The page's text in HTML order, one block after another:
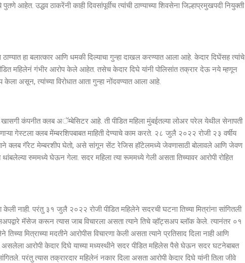
आहेत. उद्धव ठाकरेंनी काही दिवसांपूर्वीच त्यांची ठाण्याच्या शिवसेना जिल्हाप्रमुखपदी नियुक्ती
ठाण्यात हा बलात्कार आणि धमकी दिल्याचा गुन्हा दाखल करण्यात आला आहे. केदार दिघेंसह त्यांचे
पीडित महिलेनं गंभीर आरोप केले आहेत. तसेच केदार दिघे यांनी पोलिसांत तक्रार देऊ नये म्हणून
केला असून, त्यांच्या विरोधात आता गुन्हा नोंदवण्यात आला आहे.
खासगी कंपनीत क्लब अॅम्बेसिटर आहे. ती पीडित महिला मुंबईतल्या लोअर परेल येथील सेनापती
गेस्टला क्लब मेंम्बरशिपबाबत माहिती देण्याचे काम करते. २८ जुलै २०२२ रोजी २३ वर्षीय
क्लब गॅरेट मेम्बरशीप घेतो, असे सांगून सेंट रेजिस हॉटेलमध्ये जेवणासाठी बोलावले आणि जेवण
थांबलेल्या रुममध्ये घेऊन गेला. सदर महिला त्या रूममध्ये गेली असता तिच्यावर आरोपी रोहित
नाही. परंतु ३१ जुलै २०२२ रोजी पीडित महिलेने सदरची घटना तिच्या मित्रांना सांगितली
मॅसेज करून त्यास जाब विचारला असता त्याने तिचे व्हॉट्सअप ब्लॉक केले. त्यानंतर ०१
मित्राच्या मदतीने आरोपीस विचारणा केली असता त्याने प्रतिसाद दिला नाही आणि
असलेला आरोपी केदार दिघे याच्या मध्यस्थीने सदर पीडित महिलेस पैसे घेऊन सदर घटनेबाबत
परंतु त्यास तक्रारदार महिलेनं नकार दिला असता आरोपी केदार दिघे यांनी तिला जीवे